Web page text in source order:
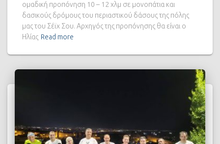
ομαδική προπόνηση 10 – 12 χλμ σε μονοπάτια και
δασικούς δρόμους του περιαστικού δάσους της πόλης
μας του Σέϊχ Σου. Αρχηγός της προπόνησης θα είναι ο
Ηλίας Read more